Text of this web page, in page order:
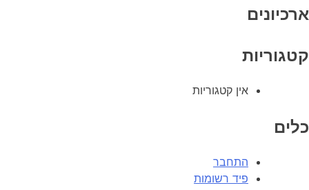
ארכיונים
קטגוריות
אין קטגוריות
כלים
התחבר
פיד רשומות